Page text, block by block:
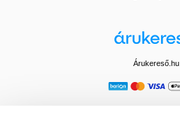
Árukereső.hu